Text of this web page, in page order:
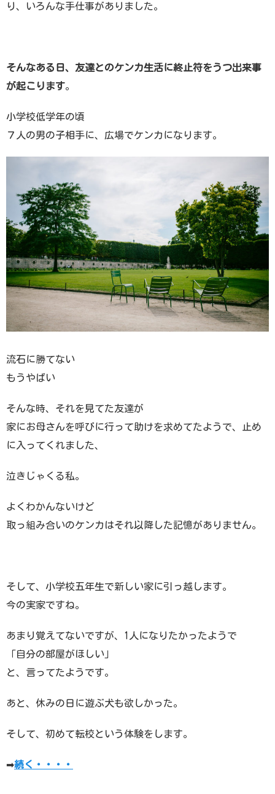
り、いろんな手仕事がありました。
そんなある日、友達とのケンカ生活に終止符をうつ出来事
が起こります。
小学校低学年の頃
７人の男の子相手に、広場でケンカになります。
流石に勝てない
もうやばい
そんな時、それを見てた友達が
家にお母さんを呼びに行って助けを求めてたようで、止め
に入ってくれました、
泣きじゃくる私。
よくわかんないけど
取っ組み合いのケンカはそれ以降した記憶がありません。
そして、小学校五年生で新しい家に引っ越します。
今の実家ですね。
あまり覚えてないですが、1人になりたかったようで
「自分の部屋がほしい」
と、言ってたようです。
あと、休みの日に遊ぶ犬も欲しかった。
そして、初めて転校という体験をします。
➡︎続く・・・・